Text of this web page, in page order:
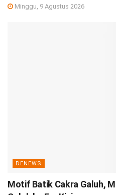
Minggu, 9 Agustus 2026
DENEWS
Motif Batik Cakra Galuh,